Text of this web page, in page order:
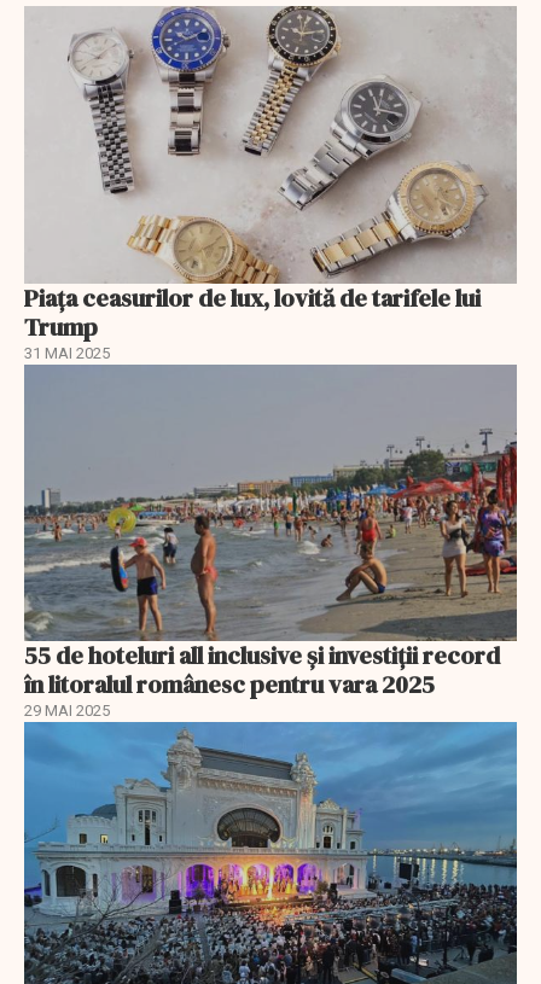
Piața ceasurilor de lux, lovită de tarifele lui
Trump
31 MAI 2025
55 de hoteluri all inclusive și investiții record
în litoralul românesc pentru vara 2025
29 MAI 2025